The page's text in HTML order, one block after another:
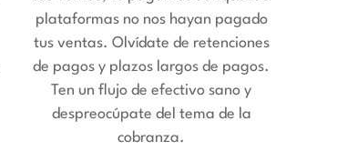
plataformas no nos hayan pagado
tus ventas. Olvídate de retenciones
de pagos y plazos largos de pagos.
Ten un flujo de efectivo sano y
despreocúpate del tema de la
cobranza.